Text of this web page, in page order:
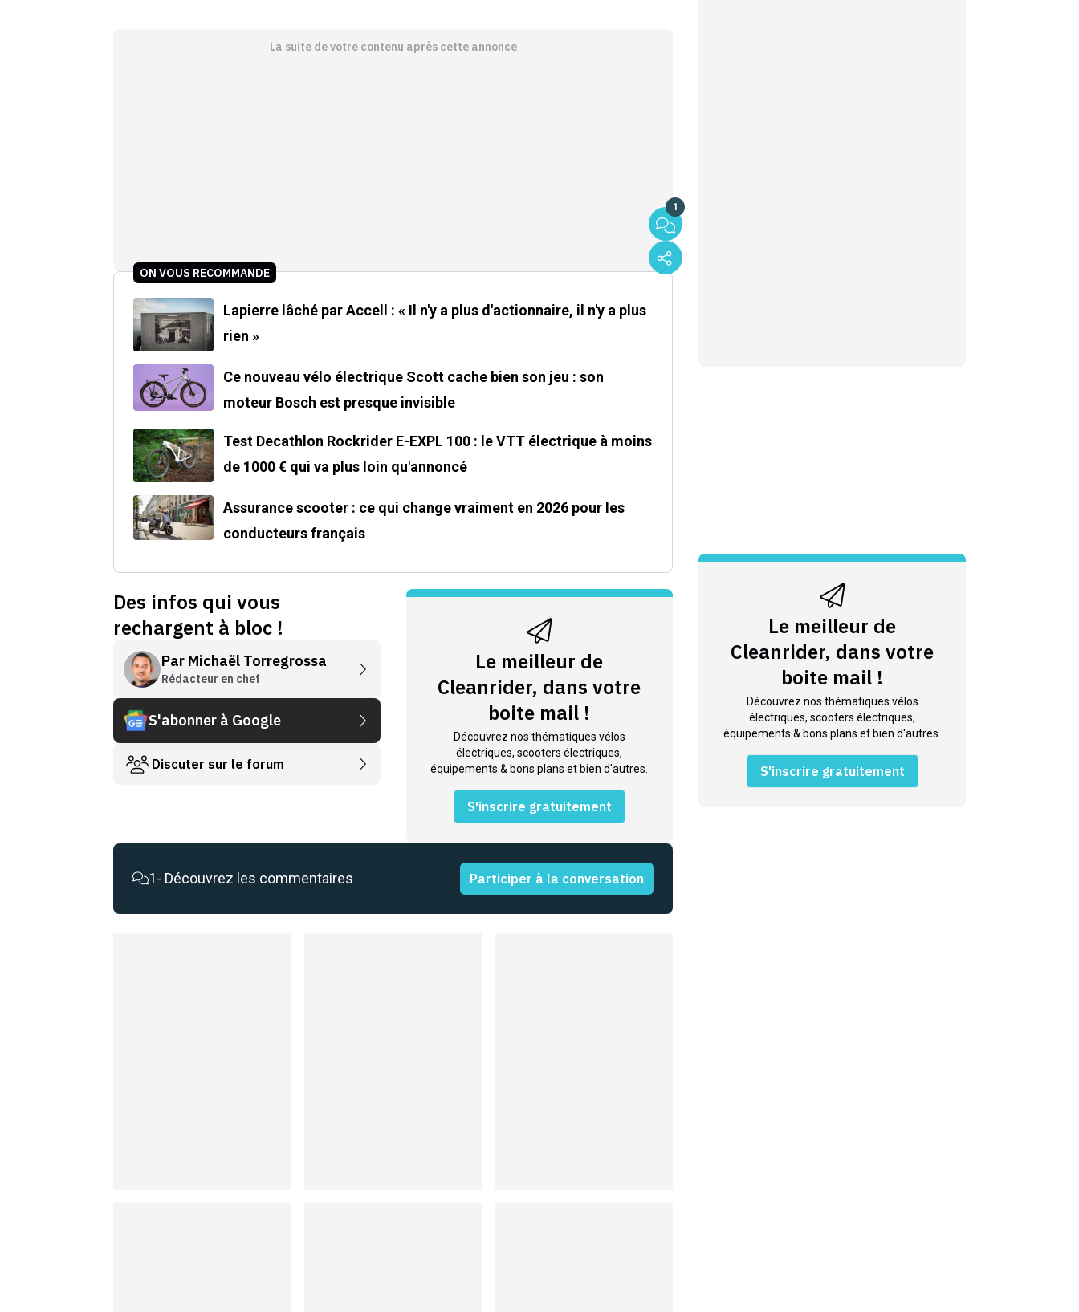
La suite de votre contenu après cette annonce
1
ON VOUS RECOMMANDE
Lapierre lâché par Accell : « Il n'y a plus d'actionnaire, il n'y a plus
rien »
Ce nouveau vélo électrique Scott cache bien son jeu : son
moteur Bosch est presque invisible
Test Decathlon Rockrider E-EXPL 100 : le VTT électrique à moins
de 1000 € qui va plus loin qu'annoncé
Assurance scooter : ce qui change vraiment en 2026 pour les
conducteurs français
Des infos qui vous
rechargent à bloc !
Par Michaël Torregrossa
Rédacteur en chef
S'abonner à Google
Discuter sur le forum
Le meilleur de
Cleanrider, dans votre
boite mail !
Découvrez nos thématiques vélos
électriques, scooters électriques,
équipements & bons plans et bien d'autres.
S'inscrire gratuitement
1- Découvrez les commentaires Participer à la conversation
Le meilleur de
Cleanrider, dans votre
boite mail !
Découvrez nos thématiques vélos
électriques, scooters électriques,
équipements & bons plans et bien d'autres.
S'inscrire gratuitement